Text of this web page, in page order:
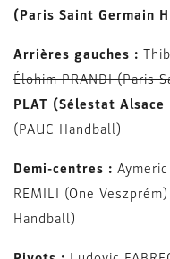
(Paris Saint Germain
Arrières gauches :
Élohim PRANDI (Paris
PLAT (Sélestat Alsace
(PAUC Handball)
Demi-centres :
REMILI (One
Handball)